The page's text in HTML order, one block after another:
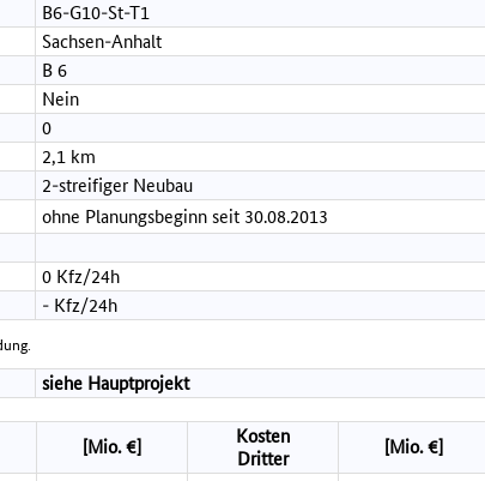
B6-G10-St-T1
Sachsen-Anhalt
B 6
Nein
0
2,1 km
2-streifiger Neubau
ohne Planungsbeginn seit 30.08.2013
0 Kfz/24h
- Kfz/24h
siehe Hauptprojekt
[Mio. €]
Kosten
Dritter
[Mio. €]